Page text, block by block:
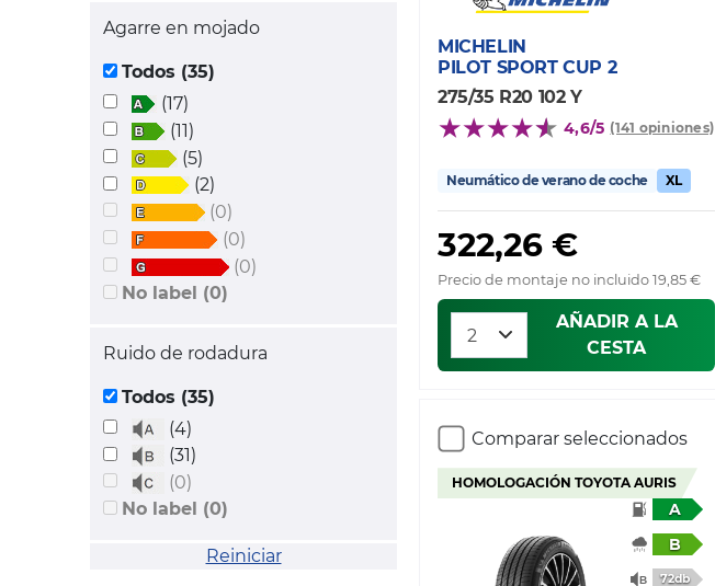
Agarre en mojado
Todos (35)
(17)
(11)
(5)
(2)
(0)
(0)
(0)
No label (0)
Ruido de rodadura
Todos (35)
(4)
(31)
(0)
No label (0)
Reiniciar
MICHELIN
PILOT SPORT CUP 2
275/35 R20 102 Y
4,6/5 (141 opiniones)
Neumático de verano de coche XL
322,26 €
Precio de montaje no incluido 19,85 €
AÑADIR A LA
CESTA
Comparar seleccionados
HOMOLOGACIÓN TOYOTA AURIS
A
B
72db